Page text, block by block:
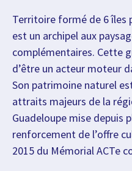
Territoire formé de 6 îles
est un archipel aux
complémentaires. Cette
d’être un acteur moteur
Son patrimoine naturel
attraits majeurs de la
Guadeloupe mise depuis
renforcement de l’offre
2015 du Mémorial ACTe